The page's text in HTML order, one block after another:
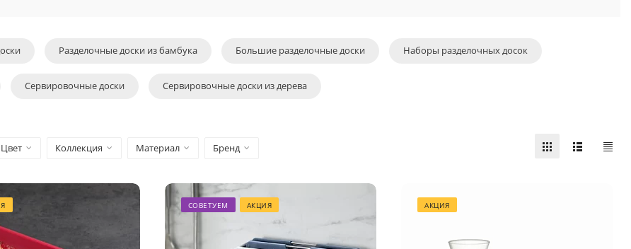
Разделочные доски из бамбука Большие разделочные доски Наборы разделочных досок
Сервировочные доски Сервировочные доски из дерева
Цвет Коллекция Материал Бренд
СОВЕТУЕМ АКЦИЯ АКЦИЯ